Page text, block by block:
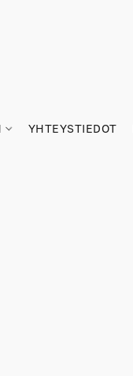
YHTEYSTIEDOT